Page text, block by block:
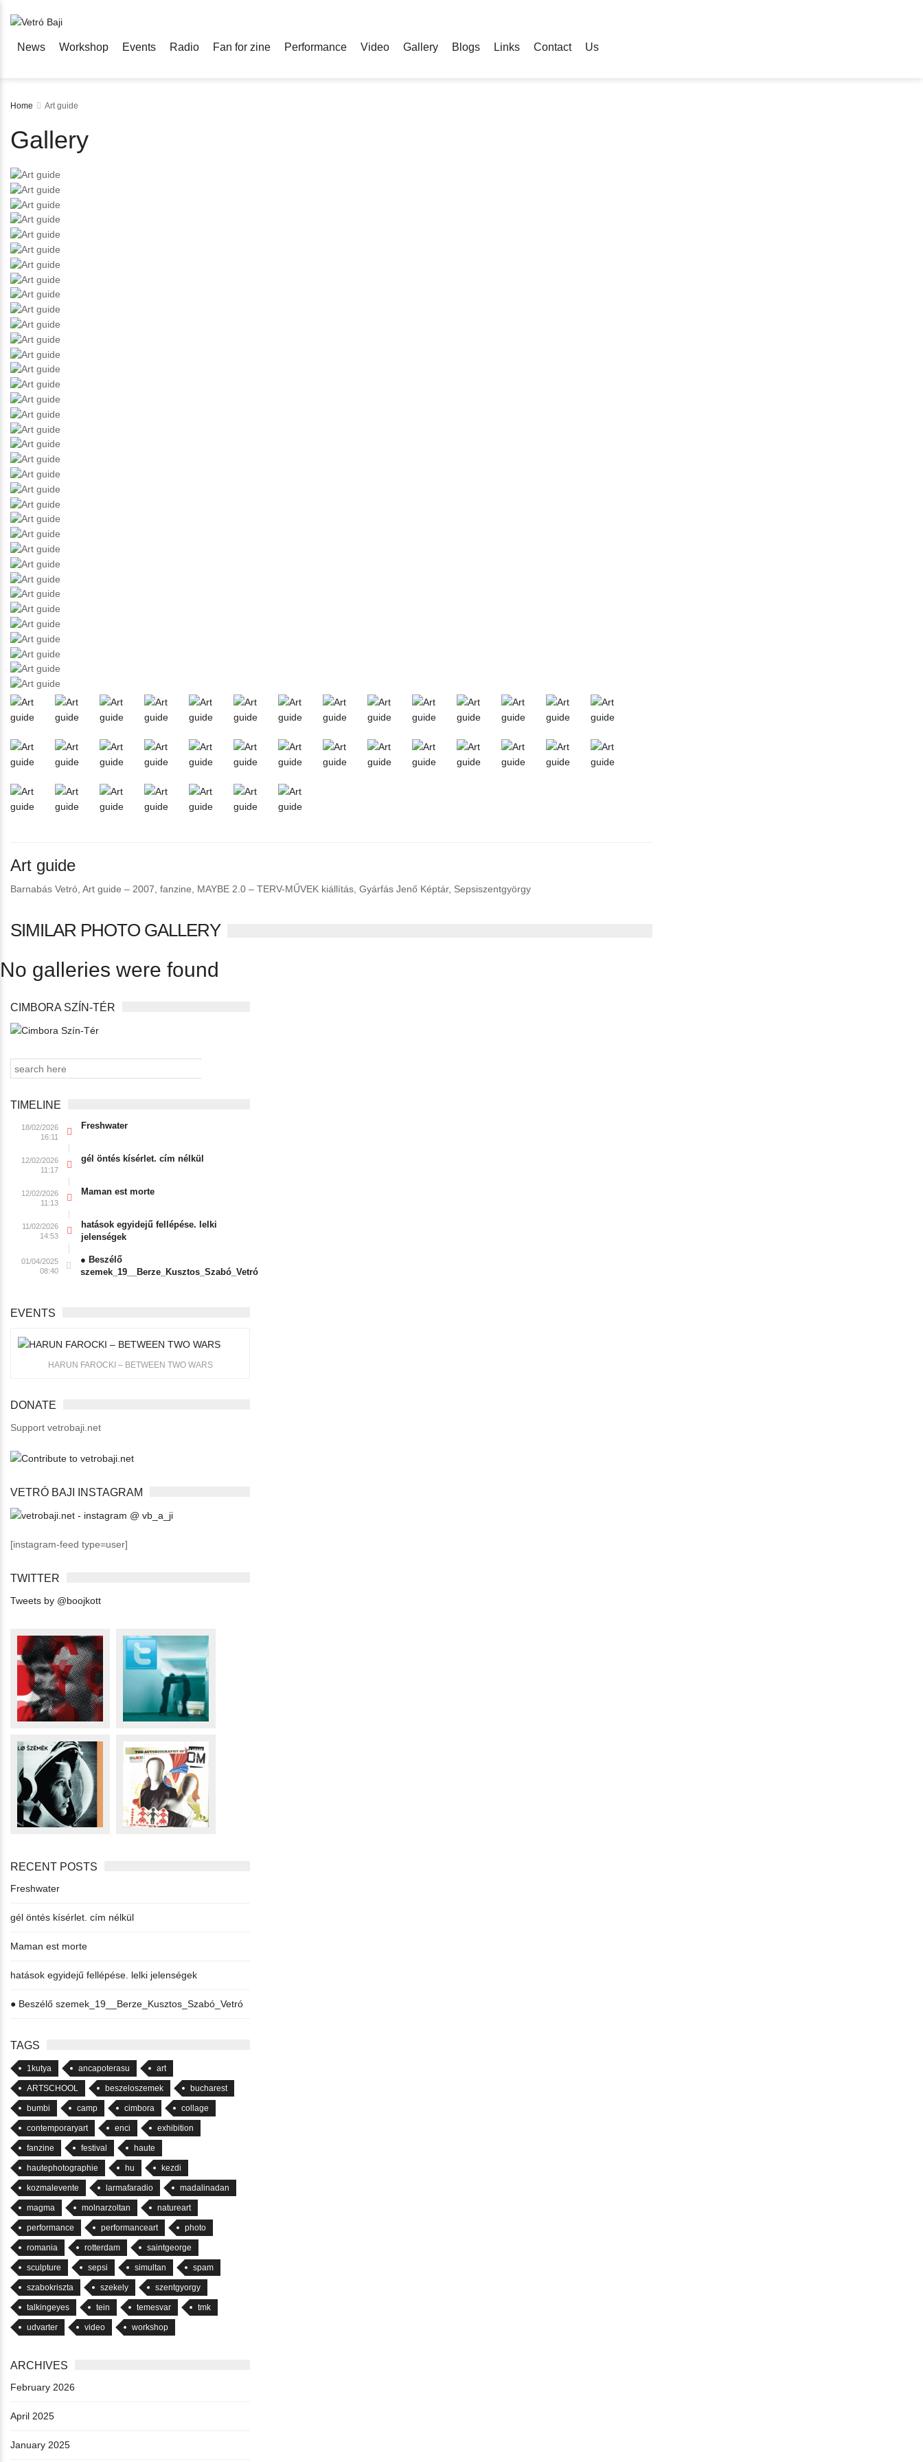
News Workshop Events Radio Fan for zine Performance Video Gallery Blogs Links Contact Us
Home Art guide
Gallery
Art guide
Barnabás Vetró, Art guide – 2007, fanzine, MAYBE 2.0 – TERV-MŰVEK kiállítás, Gyárfás Jenő Képtár, Sepsiszentgyörgy
SIMILAR PHOTO GALLERY
No galleries were found
CIMBORA SZÍN-TÉR
TIMELINE
18/02/2026
16:11
Freshwater
12/02/2026
11:17
gél öntés kísérlet. cím nélkül
12/02/2026
11:13
Maman est morte
11/02/2026
14:53
hatások egyidejű fellépése. lelki
jelenségek
01/04/2025
08:40
● Beszélő
szemek_19__Berze_Kusztos_Szabó_Vetró
EVENTS
HARUN FAROCKI – BETWEEN TWO WARS
DONATE
Support vetrobaji.net
VETRÓ BAJI INSTAGRAM
[instagram-feed type=user]
TWITTER
Tweets by @boojkott
RECENT POSTS
Freshwater
gél öntés kísérlet. cím nélkül
Maman est morte
hatások egyidejű fellépése. lelki jelenségek
● Beszélő szemek_19__Berze_Kusztos_Szabó_Vetró
TAGS
1kutya ancapoterasu art
ARTSCHOOL beszeloszemek bucharest
bumbi camp cimbora collage
contemporaryart enci exhibition
fanzine festival haute
hautephotographie hu kezdi
kozmalevente larmafaradio madalinadan
magma molnarzoltan natureart
performance performanceart photo
romania rotterdam saintgeorge
sculpture sepsi simultan spam
szabokriszta szekely szentgyorgy
talkingeyes tein temesvar tmk
udvarter video workshop
ARCHIVES
February 2026
April 2025
January 2025